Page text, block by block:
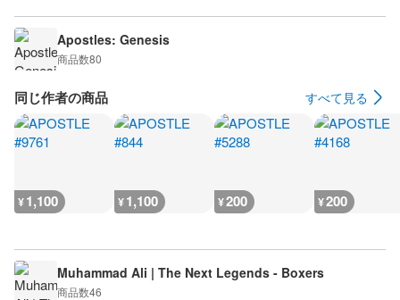
Apostles: Genesis
商品数80
同じ作者の商品 すべて見る
¥1,100 ¥1,100 ¥200 ¥200
Muhammad Ali | The Next Legends - Boxers
商品数46